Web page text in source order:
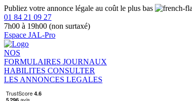
Publiez votre annonce légale au coût le plus bas
01 84 21 09 27
7h00 à 19h00 (non surtaxé)
Espace JAL-Pro
NOS
FORMULAIRES JOURNAUX
HABILITES CONSULTER
LES ANNONCES LEGALES